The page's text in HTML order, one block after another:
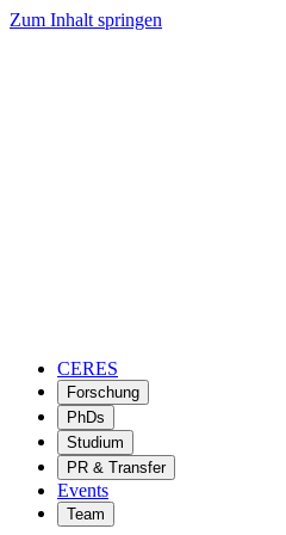
Zum Inhalt springen
CERES
Forschung
PhDs
Studium
PR & Transfer
Events
Team